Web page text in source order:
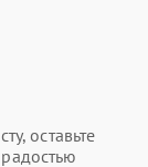
оставьте